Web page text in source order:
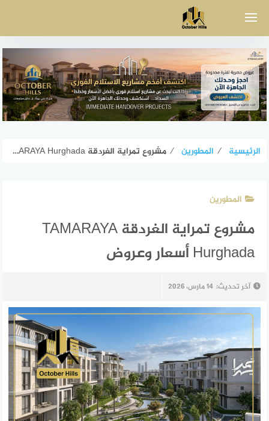
الرئيسية ⁄ المطورين ⁄ مشروع تمراية الغردقة TAMARAYA Hurghada أسعار وعروض
المطورين
مشروع تمراية الغردقة TAMARAYA
Hurghada أسعار وعروض
آخر تحديث: 14 مارس، 2026